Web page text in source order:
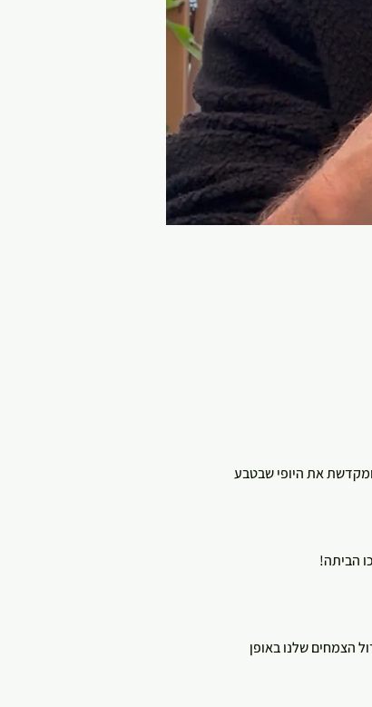
ומקדשת את היופי שבטבע
הצמחים שלנו באופן